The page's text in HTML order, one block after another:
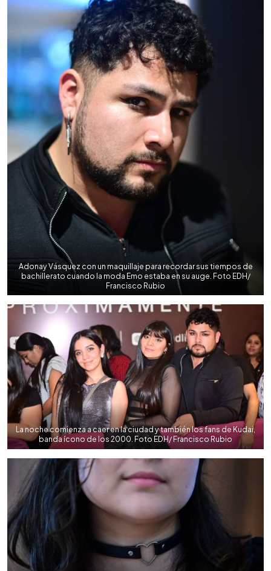
Adonay Vásquez con un maquillaje para recordar sus tiempos de
bachillerato cuando la moda Emo estaba en su auge. Foto EDH/
Francisco Rubio
La noche comienza a caer en la ciudad y también los fans de Kudai,
banda ícono de los 2000. Foto EDH/ Francisco Rubio